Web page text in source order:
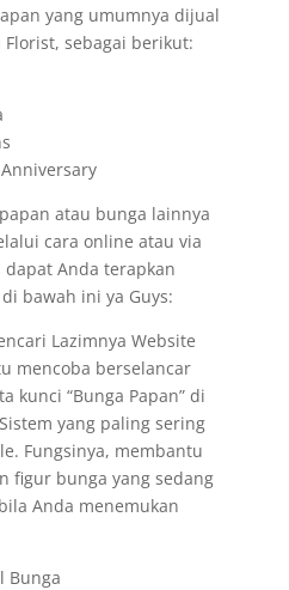
yang umumnya dijual
Florist, sebagai berikut:
atau bunga lainnya
cara online atau via
Anda terapkan
bawah ini ya Guys:
Lazimnya Website
mencoba berselancar
kunci “Bunga Papan” di
yang paling sering
Fungsinya, membantu
figur bunga yang sedang
Anda menemukan
Bunga